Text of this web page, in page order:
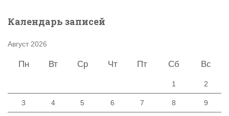
Календарь записей
Август 2026
Пн Вт Ср Чт Пт Сб Вс
1 2
3 4 5 6 7 8 9